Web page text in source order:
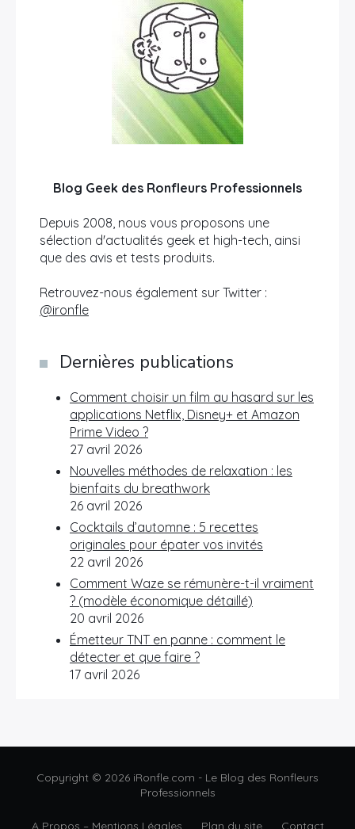
Blog Geek des Ronfleurs Professionnels
Depuis 2008, nous vous proposons une
sélection d'actualités geek et high-tech, ainsi
que des avis et tests produits.
Retrouvez-nous également sur Twitter :
@ironfle
Dernières publications
Comment choisir un film au hasard sur les
applications Netflix, Disney+ et Amazon
Prime Video ?
27 avril 2026
Nouvelles méthodes de relaxation : les
bienfaits du breathwork
26 avril 2026
Cocktails d’automne : 5 recettes
originales pour épater vos invités
22 avril 2026
Comment Waze se rémunère-t-il vraiment
? (modèle économique détaillé)
20 avril 2026
Émetteur TNT en panne : comment le
détecter et que faire ?
17 avril 2026
Copyright © 2026 iRonfle.com - Le Blog des Ronfleurs
Professionnels
A Propos – Mentions Légales Plan du site Contact